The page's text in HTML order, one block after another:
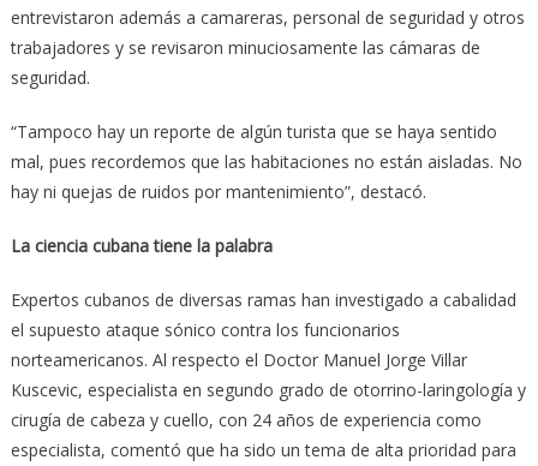
entrevistaron además a camareras, personal de seguridad y otros
trabajadores y se revisaron minuciosamente las cámaras de
seguridad.
“Tampoco hay un reporte de algún turista que se haya sentido
mal, pues recordemos que las habitaciones no están aisladas. No
hay ni quejas de ruidos por mantenimiento”, destacó.
La ciencia cubana tiene la palabra
Expertos cubanos de diversas ramas han investigado a cabalidad
el supuesto ataque sónico contra los funcionarios
norteamericanos. Al respecto el Doctor Manuel Jorge Villar
Kuscevic, especialista en segundo grado de otorrino-laringología y
cirugía de cabeza y cuello, con 24 años de experiencia como
especialista, comentó que ha sido un tema de alta prioridad para